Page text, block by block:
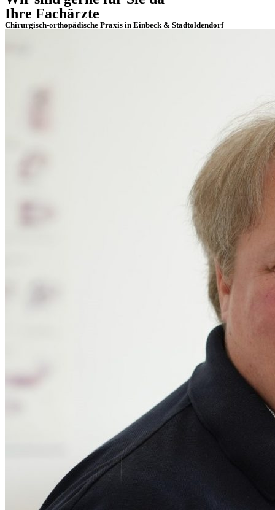
Ihre Fachärzte
Chirurgisch-orthopädische Praxis in Einbeck & Stadtoldendorf